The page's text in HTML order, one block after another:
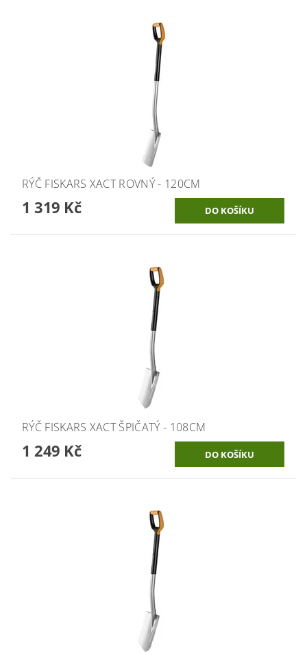
RÝČ FISKARS XACT ROVNÝ - 120CM
1 319 Kč
RÝČ FISKARS XACT ŠPIČATÝ - 108CM
1 249 Kč